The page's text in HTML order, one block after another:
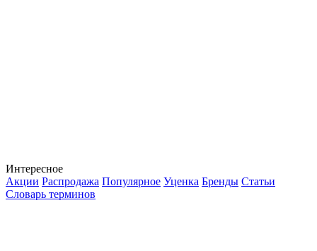
Интересное
Акции Распродажа Популярное Уценка Бренды Статьи
Словарь терминов